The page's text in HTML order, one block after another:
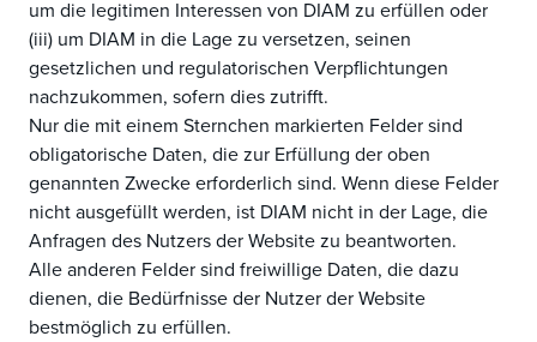
um die legitimen Interessen von DIAM zu erfüllen oder
(iii) um DIAM in die Lage zu versetzen, seinen
gesetzlichen und regulatorischen Verpflichtungen
nachzukommen, sofern dies zutrifft.
Nur die mit einem Sternchen markierten Felder sind
obligatorische Daten, die zur Erfüllung der oben
genannten Zwecke erforderlich sind. Wenn diese Felder
nicht ausgefüllt werden, ist DIAM nicht in der Lage, die
Anfragen des Nutzers der Website zu beantworten.
Alle anderen Felder sind freiwillige Daten, die dazu
dienen, die Bedürfnisse der Nutzer der Website
bestmöglich zu erfüllen.